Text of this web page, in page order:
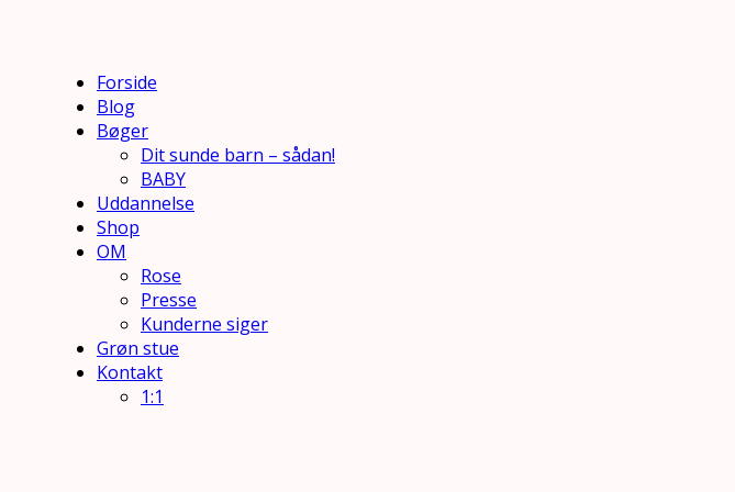
Forside
Blog
Bøger
Dit sunde barn – sådan!
BABY
Uddannelse
Shop
OM
Rose
Presse
Kunderne siger
Grøn stue
Kontakt
1:1